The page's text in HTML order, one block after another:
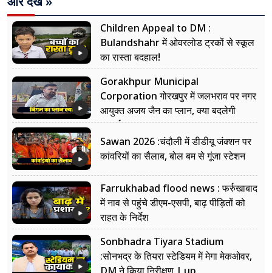
Children Appeal to DM :
Bulandshahr में ओवरलोड ट्रकों से स्कूल
का रास्ता बदहाल!
Gorakhpur Municipal
Corporation गोरखपुर में जलभराव पर नगर
आयुक्त अजय जैन का प्लान, क्या बदलेगी
सफाई?
Sawan 2026 :चंदौली में डीडीयू जंक्शन पर
कांवरियों का सैलाब, बोल बम से गूंजा स्टेशन
Farrukhabad flood news : फर्रुखाबाद
में नाव से पहुंचे डीएम-एसपी, बाढ़ पीड़ितों को
राहत के निर्देश
Sonbhadra Tiyara Stadium
:सोनभद्र के तियरा स्टेडियम में मेगा मेकओवर,